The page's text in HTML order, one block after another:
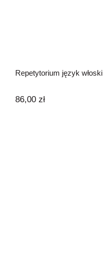
Repetytorium język włoski
86,00 zł